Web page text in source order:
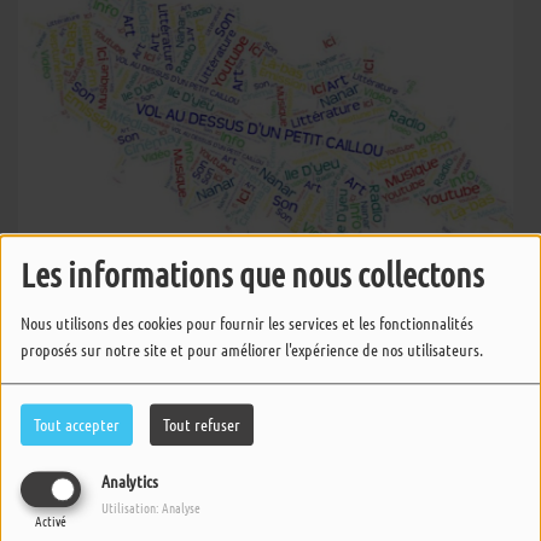
Les informations que nous collectons
Nous utilisons des cookies pour fournir les services et les fonctionnalités
proposés sur notre site et pour améliorer l'expérience de nos utilisateurs.
Tout accepter Tout refuser
Analytics
Activé
Utilisation: Analyse
Vol au-dessus d'un petit caillou
Vol Au Dessus D'un Petit Caillou